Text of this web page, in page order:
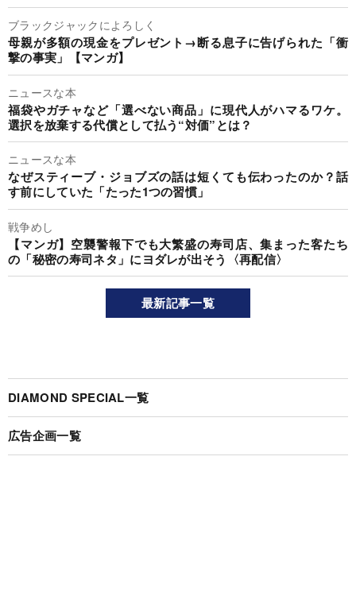
ブラックジャックによろしく
母親が多額の現金をプレゼント→断る息子に告げられた「衝
撃の事実」【マンガ】
ニュースな本
福袋やガチャなど「選べない商品」に現代人がハマるワケ。
選択を放棄する代償として払う“対価”とは？
ニュースな本
なぜスティーブ・ジョブズの話は短くても伝わったのか？話
す前にしていた「たった1つの習慣」
戦争めし
【マンガ】空襲警報下でも大繁盛の寿司店、集まった客たち
の「秘密の寿司ネタ」にヨダレが出そう〈再配信〉
最新記事一覧
DIAMOND SPECIAL一覧
広告企画一覧